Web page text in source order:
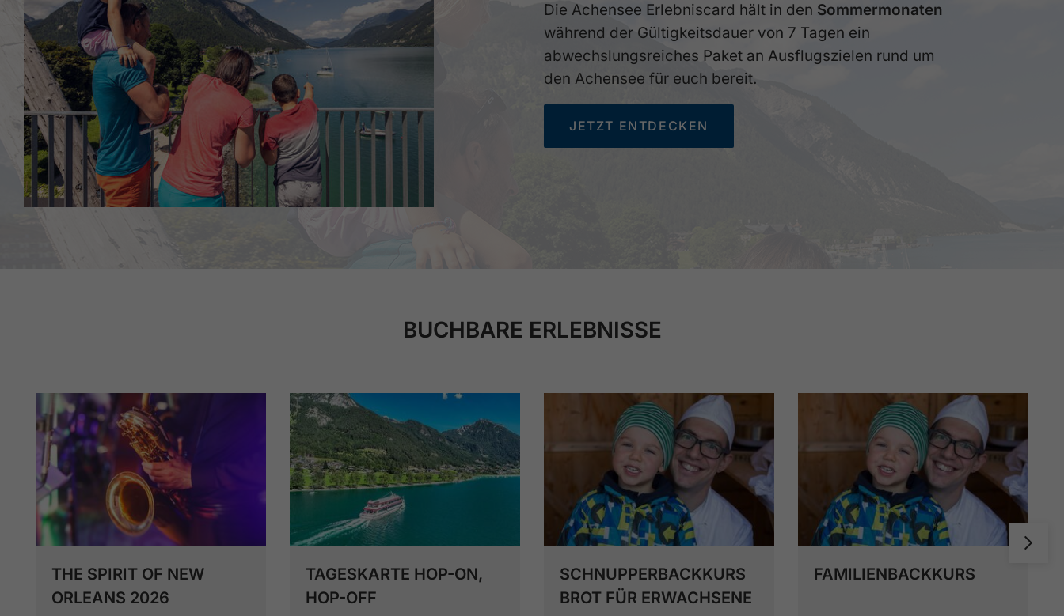
Die Achensee Erlebniscard hält in den Sommermonaten
während der Gültigkeitsdauer von 7 Tagen ein
abwechslungsreiches Paket an Ausflugszielen rund um
den Achensee für euch bereit.
JETZT ENTDECKEN
BUCHBARE ERLEBNISSE
THE SPIRIT OF NEW
ORLEANS 2026
TAGESKARTE HOP-ON,
HOP-OFF
SCHNUPPERBACKKURS
BROT FÜR ERWACHSENE
FAMILIENBACKKURS